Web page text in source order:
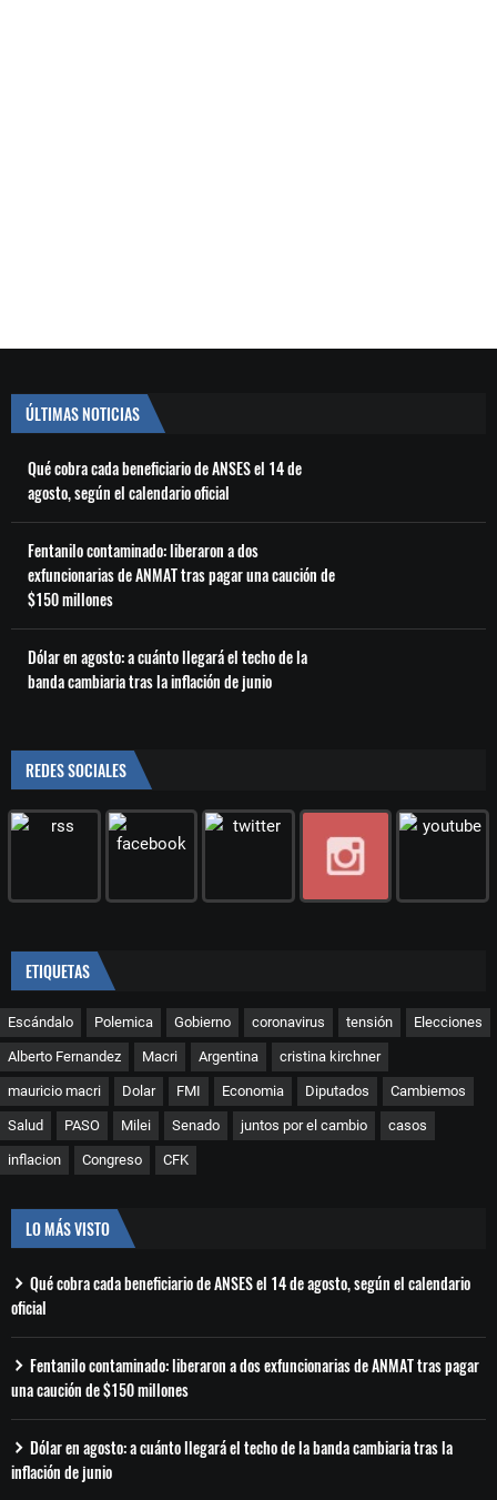
ÚLTIMAS NOTICIAS
Qué cobra cada beneficiario de ANSES el 14 de
agosto, según el calendario oficial
Fentanilo contaminado: liberaron a dos
exfuncionarias de ANMAT tras pagar una caución de
$150 millones
Dólar en agosto: a cuánto llegará el techo de la
banda cambiaria tras la inflación de junio
REDES SOCIALES
ETIQUETAS
Escándalo Polemica Gobierno coronavirus tensión Elecciones
Alberto Fernandez Macri Argentina cristina kirchner
mauricio macri Dolar FMI Economia Diputados Cambiemos
Salud PASO Milei Senado juntos por el cambio casos
inflacion Congreso CFK
LO MÁS VISTO
Qué cobra cada beneficiario de ANSES el 14 de agosto, según el calendario
oficial
Fentanilo contaminado: liberaron a dos exfuncionarias de ANMAT tras pagar
una caución de $150 millones
Dólar en agosto: a cuánto llegará el techo de la banda cambiaria tras la
inflación de junio